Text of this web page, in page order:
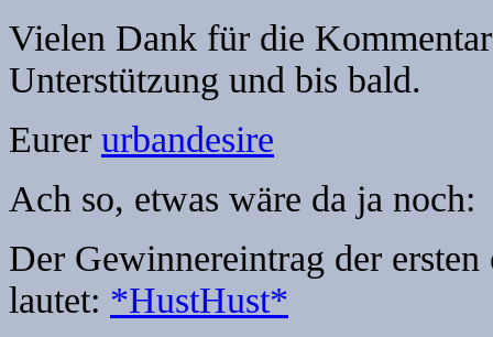
Vielen Dank für die
Unterstützung und bis bald.
Eurer urbandesire
Ach so, etwas wäre da ja noch:
Der Gewinnereintrag der
lautet: *HustHust*